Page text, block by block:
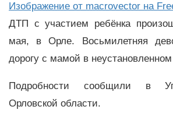
Изображение от macrovector на
ДТП с участием ребёнка
мая, в Орле. Восьмилетняя
дорогу с мамой в
Подробности сообщили в
Орловской области.